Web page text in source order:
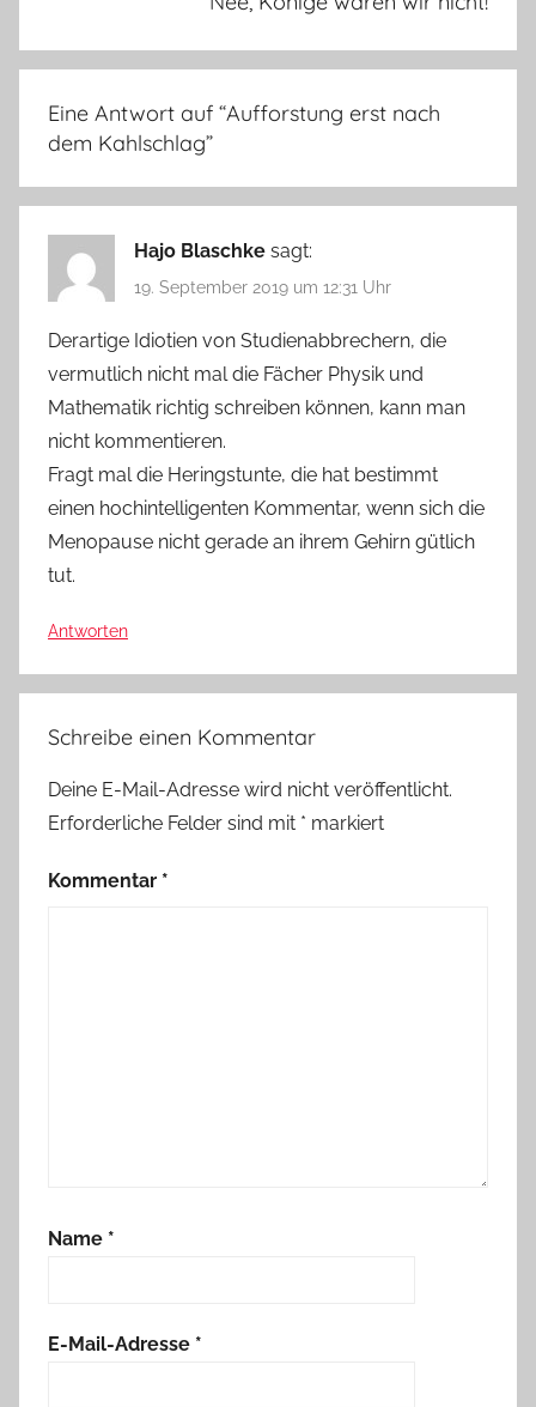
Eine Antwort auf “Aufforstung erst nach
dem Kahlschlag”
Hajo Blaschke sagt:
19. September 2019 um 12:31 Uhr
Derartige Idiotien von Studienabbrechern, die
vermutlich nicht mal die Fächer Physik und
Mathematik richtig schreiben können, kann man
nicht kommentieren.
Fragt mal die Heringstunte, die hat bestimmt
einen hochintelligenten Kommentar, wenn sich die
Menopause nicht gerade an ihrem Gehirn gütlich
tut.
Antworten
Schreibe einen Kommentar
Deine E-Mail-Adresse wird nicht veröffentlicht.
Erforderliche Felder sind mit * markiert
Kommentar *
Name *
E-Mail-Adresse *